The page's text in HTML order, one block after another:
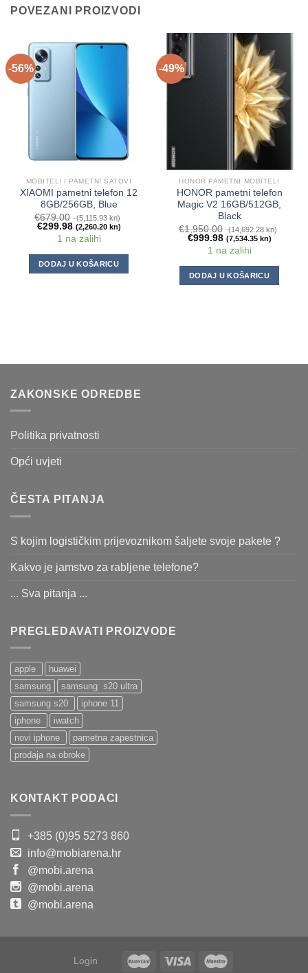
POVEZANI PROIZVODI
-56%
MOBITELI I PAMETNI SATOVI
XIAOMI pametni telefon 12
8GB/256GB, Blue
€679.00 (5,115.93 kn)
€299.98 (2,260.20 kn)
1 na zalihi
DODAJ U KOŠARICU
-49%
HONOR PAMETNI MOBITELI
HONOR pametni telefon
Magic V2 16GB/512GB,
Black
€1,950.00 (14,692.28 kn)
€999.98 (7,534.35 kn)
1 na zalihi
DODAJ U KOŠARICU
ZAKONSKE ODREDBE
Politika privatnosti
Opći uvjeti
ČESTA PITANJA
S kojim logističkim prijevoznikom šaljete svoje pakete ?
Kakvo je jamstvo za rabljene telefone?
... Sva pitanja ...
PREGLEDAVATI PROIZVODE
apple
huawei
samsung
samsung s20 ultra
samsung s20
iphone 11
iphone
iwatch
novi iphone
pametna zapestnica
prodaja na obroke
KONTAKT PODACI
+385 (0)95 5273 860
info@mobiarena.hr
@mobi.arena
@mobi.arena
@mobi.arena
Login